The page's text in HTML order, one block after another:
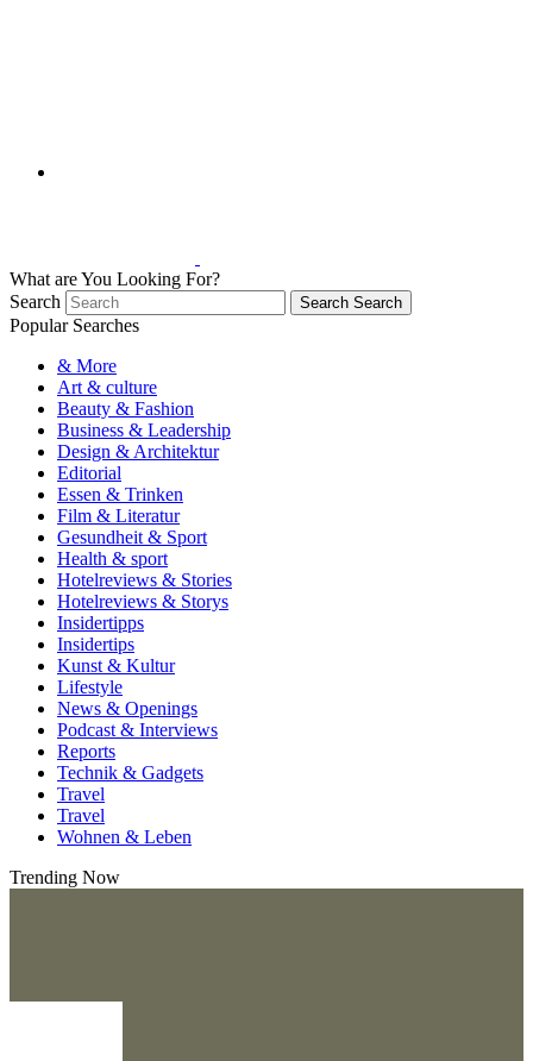
What are You Looking For?
Search
Search Search
Popular Searches
& More
Art & culture
Beauty & Fashion
Business & Leadership
Design & Architektur
Editorial
Essen & Trinken
Film & Literatur
Gesundheit & Sport
Health & sport
Hotelreviews & Stories
Hotelreviews & Storys
Insidertipps
Insidertips
Kunst & Kultur
Lifestyle
News & Openings
Podcast & Interviews
Reports
Technik & Gadgets
Travel
Travel
Wohnen & Leben
Trending Now